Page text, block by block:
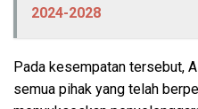
2024-2028
Pada kesempatan tersebut,
semua pihak yang telah